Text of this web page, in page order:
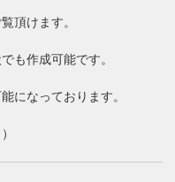
頂けます。
も作成可能です。
になっております。